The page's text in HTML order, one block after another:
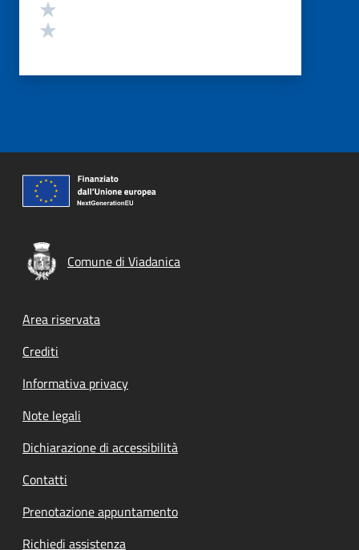
Comune di Viadanica
Footer menu
Area riservata
Crediti
Informativa privacy
Note legali
Dichiarazione di accessibilità
Contatti
Prenotazione appuntamento
Richiedi assistenza